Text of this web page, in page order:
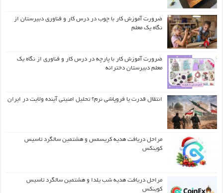
ضرورت آموزش کار با چوب در درس کار و فناوری دبیرستان از
نگاه یک معلم
ضرورت آموزش کار با پارچه در درس کار و فناوری از نگاه یک
معلم دبیرستان دخترانه
انتقال قدرت یا فروپاشی نرم؟ تحلیل امنیتی آینده ولایت در ایران
مراحل دریافت هدیه کریسمس و هشتمین سالگرد تاسیس
کوینکس
مراحل دریافت هدیه شب یلدا و هشتمین سالگرد تاسیس
کوینکس